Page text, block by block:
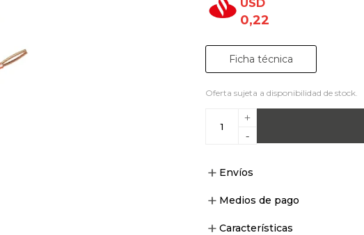
0,22
Ficha técnica
Oferta sujeta a disponibilidad de stock.
+
-
Envíos
Medios de pago
Características